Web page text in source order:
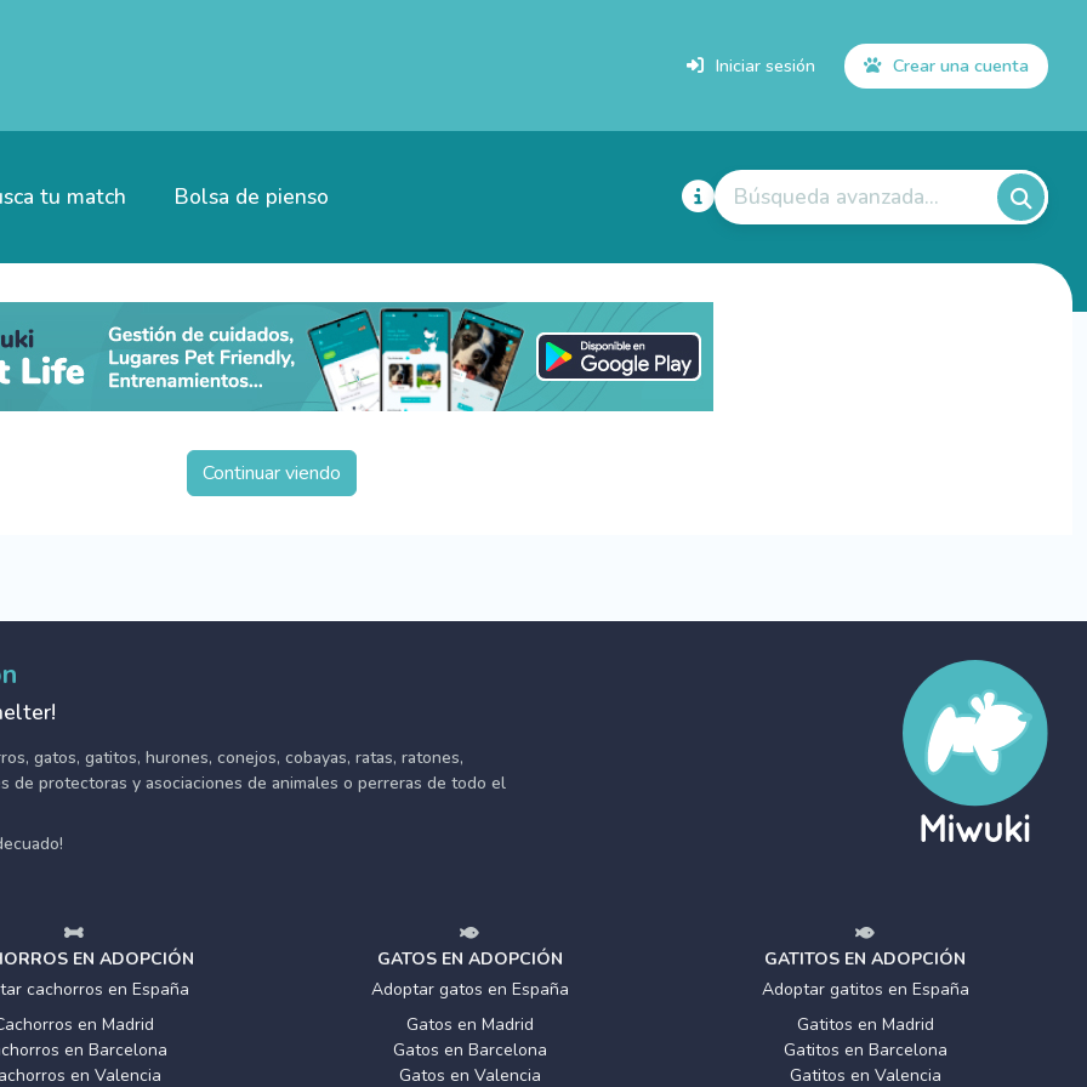
Iniciar sesión Crear una cuenta
tu match Bolsa de pienso Búsqueda avanzada...
Continuar viendo
gatos, gatitos, hurones, conejos, cobayas, ratas, ratones,
de protectoras y asociaciones de animales o perreras de todo el
EN ADOPCIÓN
cachorros en España
en Madrid
en Barcelona
en Valencia
GATOS EN ADOPCIÓN
Adoptar gatos en España
Gatos en Madrid
Gatos en Barcelona
Gatos en Valencia
GATITOS EN ADOPCIÓN
Adoptar gatitos en España
Gatitos en Madrid
Gatitos en Barcelona
Gatitos en Valencia